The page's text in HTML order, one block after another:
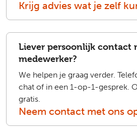
Krijg advies wat je zelf
Liever persoonlijk contact
medewerker?
We helpen je graag verder.
chat of in een 1-op-1-gesprek.
gratis.
Neem contact met ons